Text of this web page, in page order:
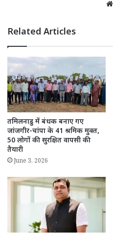
Related Articles
तमिलनाडु में बंधक बनाए गए
जांजगीर-चांपा के 41 श्रमिक मुक्त,
50 लोगों की सुरक्षित वापसी की
तैयारी
June 3, 2026